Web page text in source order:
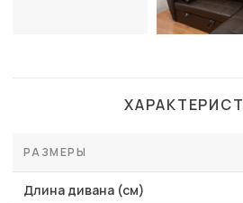
РАЗМЕРЫ
Длина дивана (см)